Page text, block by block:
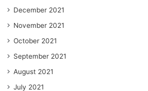
December 2021
November 2021
October 2021
September 2021
August 2021
July 2021